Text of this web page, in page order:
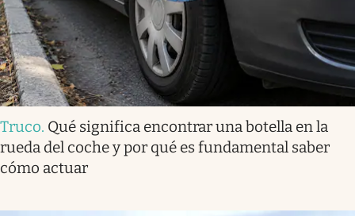
Truco. Qué significa encontrar una botella en la
rueda del coche y por qué es fundamental saber
cómo actuar